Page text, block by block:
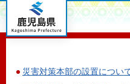
鹿児島県
災害対策本部の設置につい